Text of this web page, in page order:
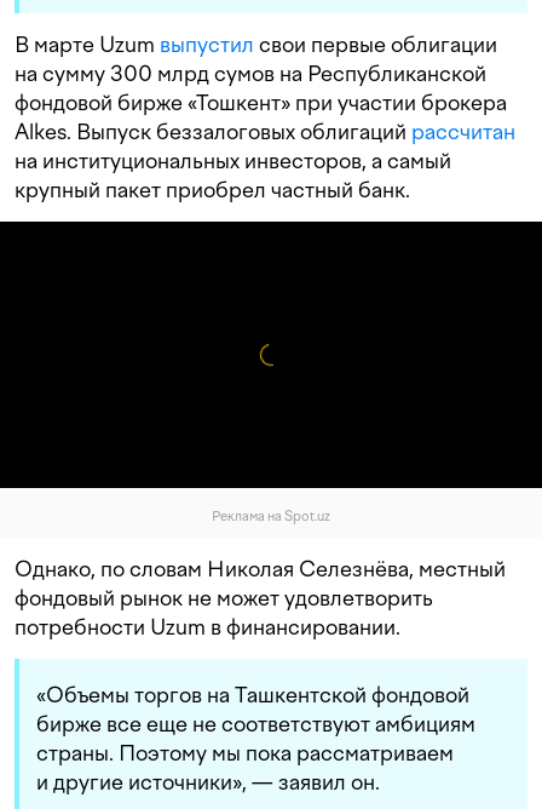
В марте Uzum выпустил свои первые облигации
на сумму 300 млрд сумов на Республиканской
фондовой бирже «Тошкент» при участии брокера
Alkes. Выпуск беззалоговых облигаций рассчитан
на институциональных инвесторов, а самый
крупный пакет приобрел частный банк.
Реклама на Spot.uz
Однако, по словам Николая Селезнёва, местный
фондовый рынок не может удовлетворить
потребности Uzum в финансировании.
«Объемы торгов на Ташкентской фондовой
бирже все еще не соответствуют амбициям
страны. Поэтому мы пока рассматриваем
и другие источники», — заявил он.